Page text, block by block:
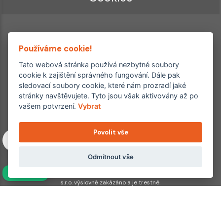
Ordinace roku
Rehabilitační ordinace
2. místo – 2017/2019
Copyright © 2011–2026 FYZIOklinika s.r.o.
Machkova 1642/2, Praha 4, Jižní Město – Chodov
Všechna práva vyhrazena. Jakékoliv užití obsahu či jeho částí
s.r.o. výslovně zakázáno a je trestné.
Používáme cookie!
Tato webová stránka používá nezbytné soubory
cookie k zajištění správného fungování. Dále pak
sledovací soubory cookie, které nám prozradí jaké
stránky navštěvujete. Tyto jsou však aktivovány až po
vašem potvrzení.Vybrat
Povolit vše
Odmítnout vše